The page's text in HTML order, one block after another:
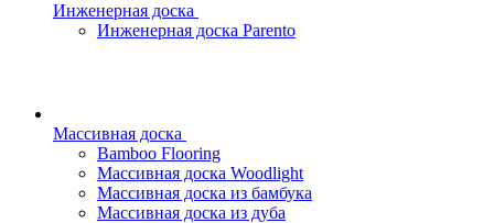
Инженерная доска
Инженерная доска Parento
Массивная доска
Bamboo Flooring
Массивная доска Woodlight
Массивная доска из бамбука
Массивная доска из дуба